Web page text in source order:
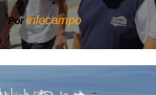
Porinfocampo